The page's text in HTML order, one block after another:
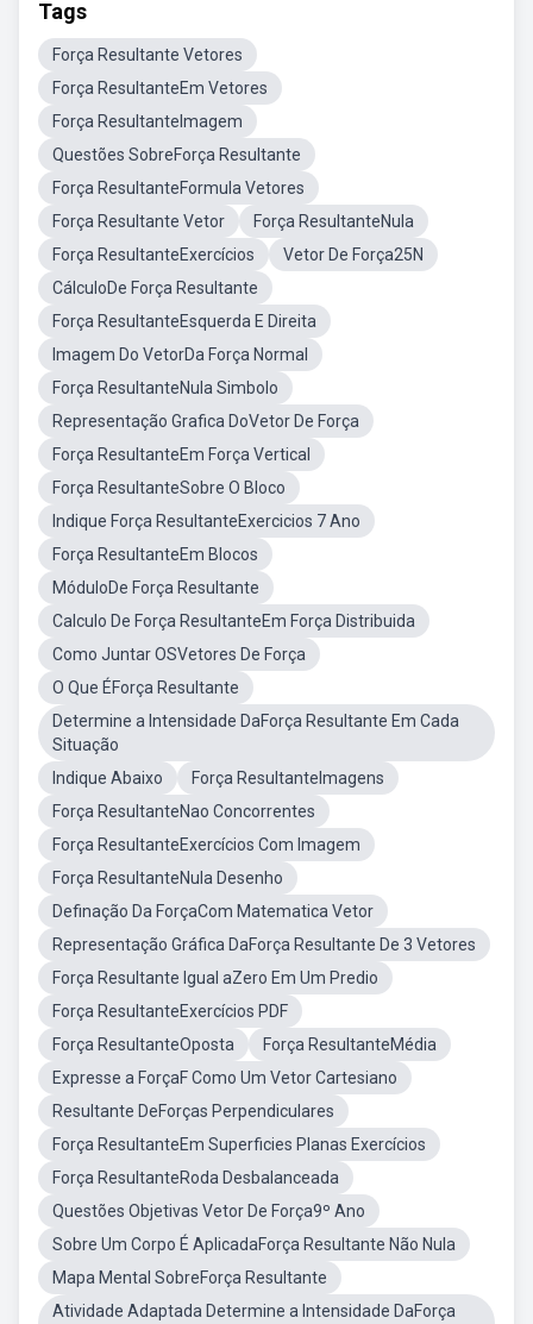
Tags
Força Resultante Vetores
Força ResultanteEm Vetores
Força ResultanteImagem
Questões SobreForça Resultante
Força ResultanteFormula Vetores
Força Resultante Vetor
Força ResultanteNula
Força ResultanteExercícios
Vetor De Força25N
CálculoDe Força Resultante
Força ResultanteEsquerda E Direita
Imagem Do VetorDa Força Normal
Força ResultanteNula Simbolo
Representação Grafica DoVetor De Força
Força ResultanteEm Força Vertical
Força ResultanteSobre O Bloco
Indique Força ResultanteExercicios 7 Ano
Força ResultanteEm Blocos
MóduloDe Força Resultante
Calculo De Força ResultanteEm Força Distribuida
Como Juntar OSVetores De Força
O Que ÉForça Resultante
Determine a Intensidade DaForça Resultante Em Cada
Situação
Indique Abaixo
Força ResultanteImagens
Força ResultanteNao Concorrentes
Força ResultanteExercícios Com Imagem
Força ResultanteNula Desenho
Definação Da ForçaCom Matematica Vetor
Representação Gráfica DaForça Resultante De 3 Vetores
Força Resultante Igual aZero Em Um Predio
Força ResultanteExercícios PDF
Força ResultanteOposta
Força ResultanteMédia
Expresse a ForçaF Como Um Vetor Cartesiano
Resultante DeForças Perpendiculares
Força ResultanteEm Superficies Planas Exercícios
Força ResultanteRoda Desbalanceada
Questões Objetivas Vetor De Força9º Ano
Sobre Um Corpo É AplicadaForça Resultante Não Nula
Mapa Mental SobreForça Resultante
Atividade Adaptada Determine a Intensidade DaForça